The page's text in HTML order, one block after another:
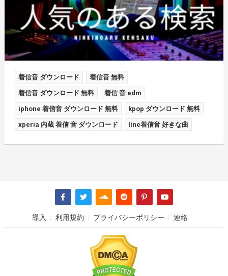
着信音 ダウンロード 着信音 無料
着信音 ダウンロード 無料 着信 音 edm
iphone 着信音 ダウンロード 無料 kpop ダウンロード 無料
xperia 内蔵 着信 音 ダウンロード line着信音 好きな曲
導入 利用規約 プライバシーポリシー 連絡